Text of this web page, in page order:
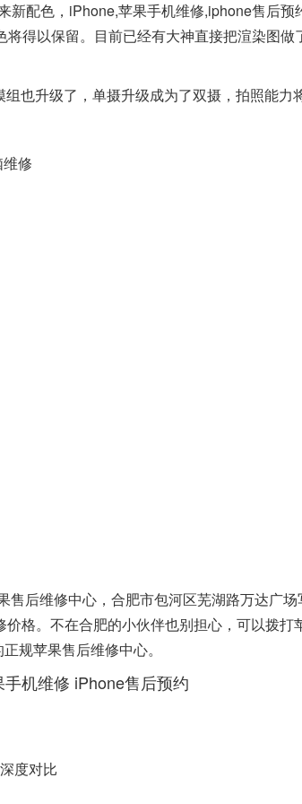
配色，iPhone,苹果手机维修,iphone售后预
得以保留。目前已经有大神直接把渲染图做
也升级了，单摄升级成为了双摄，拍照能力
后维修中心，合肥市包河区芜湖路万达广场
格。不在合肥的小伙伴也别担心，可以拨打
规苹果售后维修中心。
手机维修 iPhone售后预约
度对比